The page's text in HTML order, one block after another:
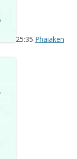
25:35 Phaiaken